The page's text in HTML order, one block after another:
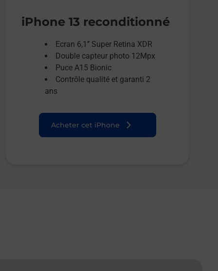
iPhone 13 reconditionné
Ecran 6,1’’ Super Retina XDR
Double capteur photo 12Mpx
Puce A15 Bionic
Contrôle qualité et garanti 2
ans
Acheter cet iPhone